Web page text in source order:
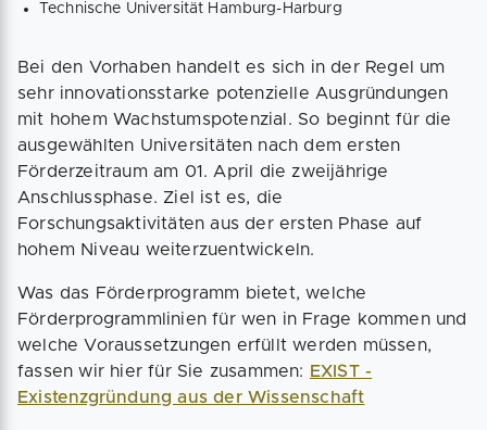
Technische Universität Hamburg-Harburg
Bei den Vorhaben handelt es sich in der Regel um
sehr innovationsstarke potenzielle Ausgründungen
mit hohem Wachstumspotenzial. So beginnt für die
ausgewählten Universitäten nach dem ersten
Förderzeitraum am 01. April die zweijährige
Anschlussphase. Ziel ist es, die
Forschungsaktivitäten aus der ersten Phase auf
hohem Niveau weiterzuentwickeln.
Was das Förderprogramm bietet, welche
Förderprogrammlinien für wen in Frage kommen und
welche Voraussetzungen erfüllt werden müssen,
fassen wir hier für Sie zusammen: EXIST -
Existenzgründung aus der Wissenschaft